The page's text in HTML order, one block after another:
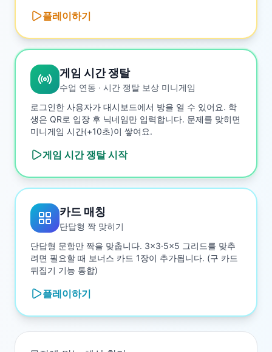
플레이하기
게임 시간 쟁탈
수업 연동 · 시간 쟁탈 보상 미니게임
로그인한 사용자가 대시보드에서 방을 열 수 있어요. 학
생은 QR로 입장 후 닉네임만 입력합니다. 문제를 맞히면
미니게임 시간(+10초)이 쌓여요.
게임 시간 쟁탈시작
카드 매칭
단답형 짝 맞히기
단답형 문항만 짝을 맞춥니다. 3×3·5×5 그리드를 맞추
려면 필요할 때 보너스 카드 1장이 추가됩니다. (구 카드
뒤집기 기능 통합)
플레이하기